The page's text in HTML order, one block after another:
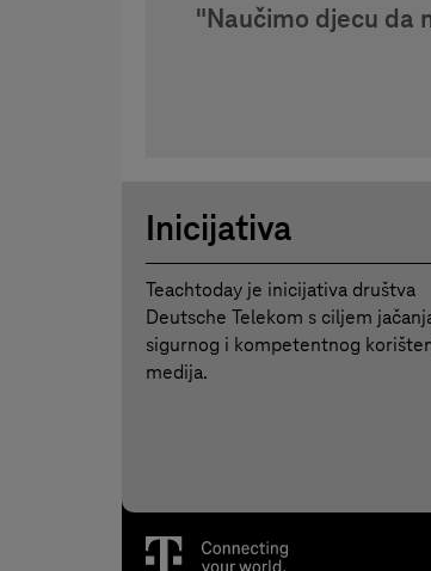
"Naučimo djecu da
Inicijativa
Teachtoday je inicijativa društva
Deutsche Telekom s ciljem
sigurnog i kompetentnog
medija.